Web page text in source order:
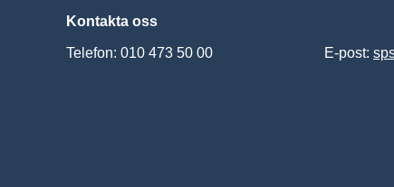
Kontakta oss
Telefon: 010 473 50 00 E-post: